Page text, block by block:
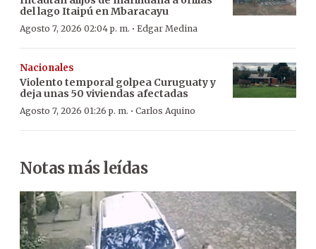
del lago Itaipú en Mbaracayu
Agosto 7, 2026 02:04 p. m. · Edgar Medina
Nacionales
Violento temporal golpea Curuguaty y
deja unas 50 viviendas afectadas
Agosto 7, 2026 01:26 p. m. · Carlos Aquino
Notas más leídas